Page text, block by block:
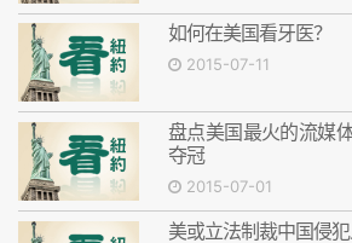
如何在美国看牙医？
2015-07-11
盘点美国最火的流媒
夺冠
2015-07-01
美或立法制裁中国侵